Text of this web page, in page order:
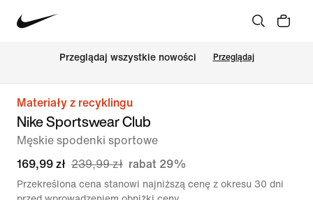
Przeglądaj wszystkie nowości Przeglądaj
Materiały z recyklingu
Nike Sportswear Club
Męskie spodenki sportowe
169,99 zł 239,99 zł rabat 29%
Przekreślona cena stanowi najniższą cenę z okresu 30 dni